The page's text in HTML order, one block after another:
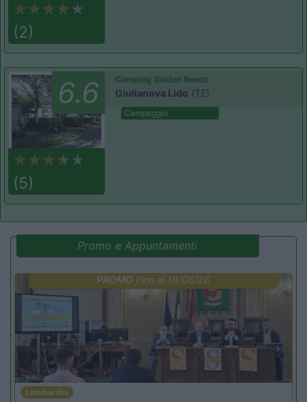
(2)
6.6
(5)
Camping Golden Beach
Giulianova Lido (TE)
Campeggio
Promo e Appuntamenti
PROMO Fino al 18/08/26
Lombardia